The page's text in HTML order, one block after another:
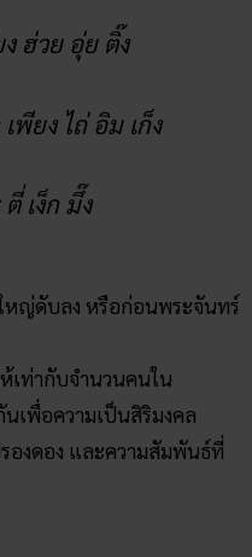
หล่อ ซี๊ง
ฮ่วย อุ่ย ติ๊ง
พียง ไถ่ อิม เก็ง
เง็ก มึ๊ง
หญ่ดับลง หรือก่อนพระจันทร์